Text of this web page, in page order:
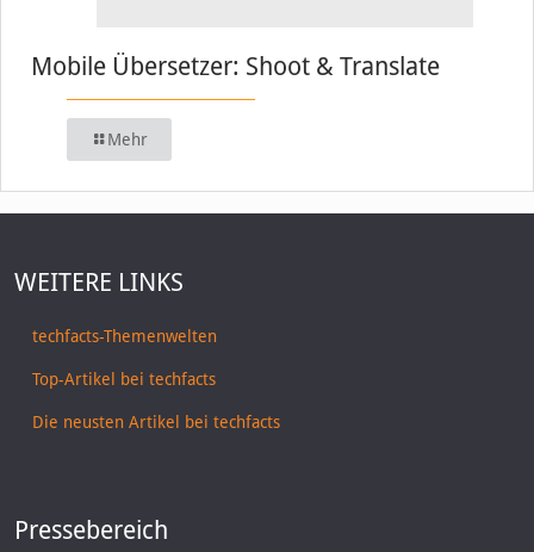
Mobile Übersetzer: Shoot & Translate
Mehr
WEITERE LINKS
techfacts-Themenwelten
Top-Artikel bei techfacts
Die neusten Artikel bei techfacts
Pressebereich